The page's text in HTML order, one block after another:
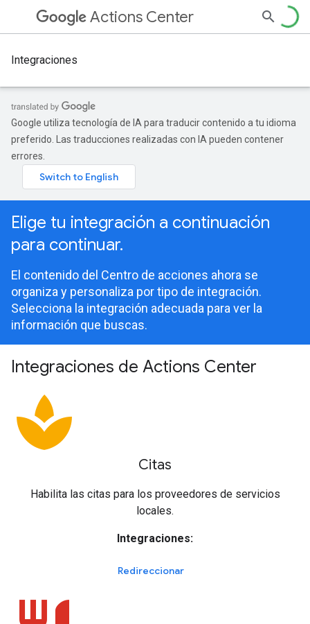
Actions Center
Integraciones
Google utiliza tecnología de IA para traducir contenido a tu idioma
preferido. Las traducciones realizadas con IA pueden contener
errores.
Elige tu integración a continuación
para continuar.
El contenido del Centro de acciones ahora se
organiza y personaliza por tipo de integración.
Selecciona la integración adecuada para ver la
información que buscas.
Integraciones de Actions Center
spa
Citas
Habilita las citas para los proveedores de servicios
locales.
Integraciones:
Redireccionar